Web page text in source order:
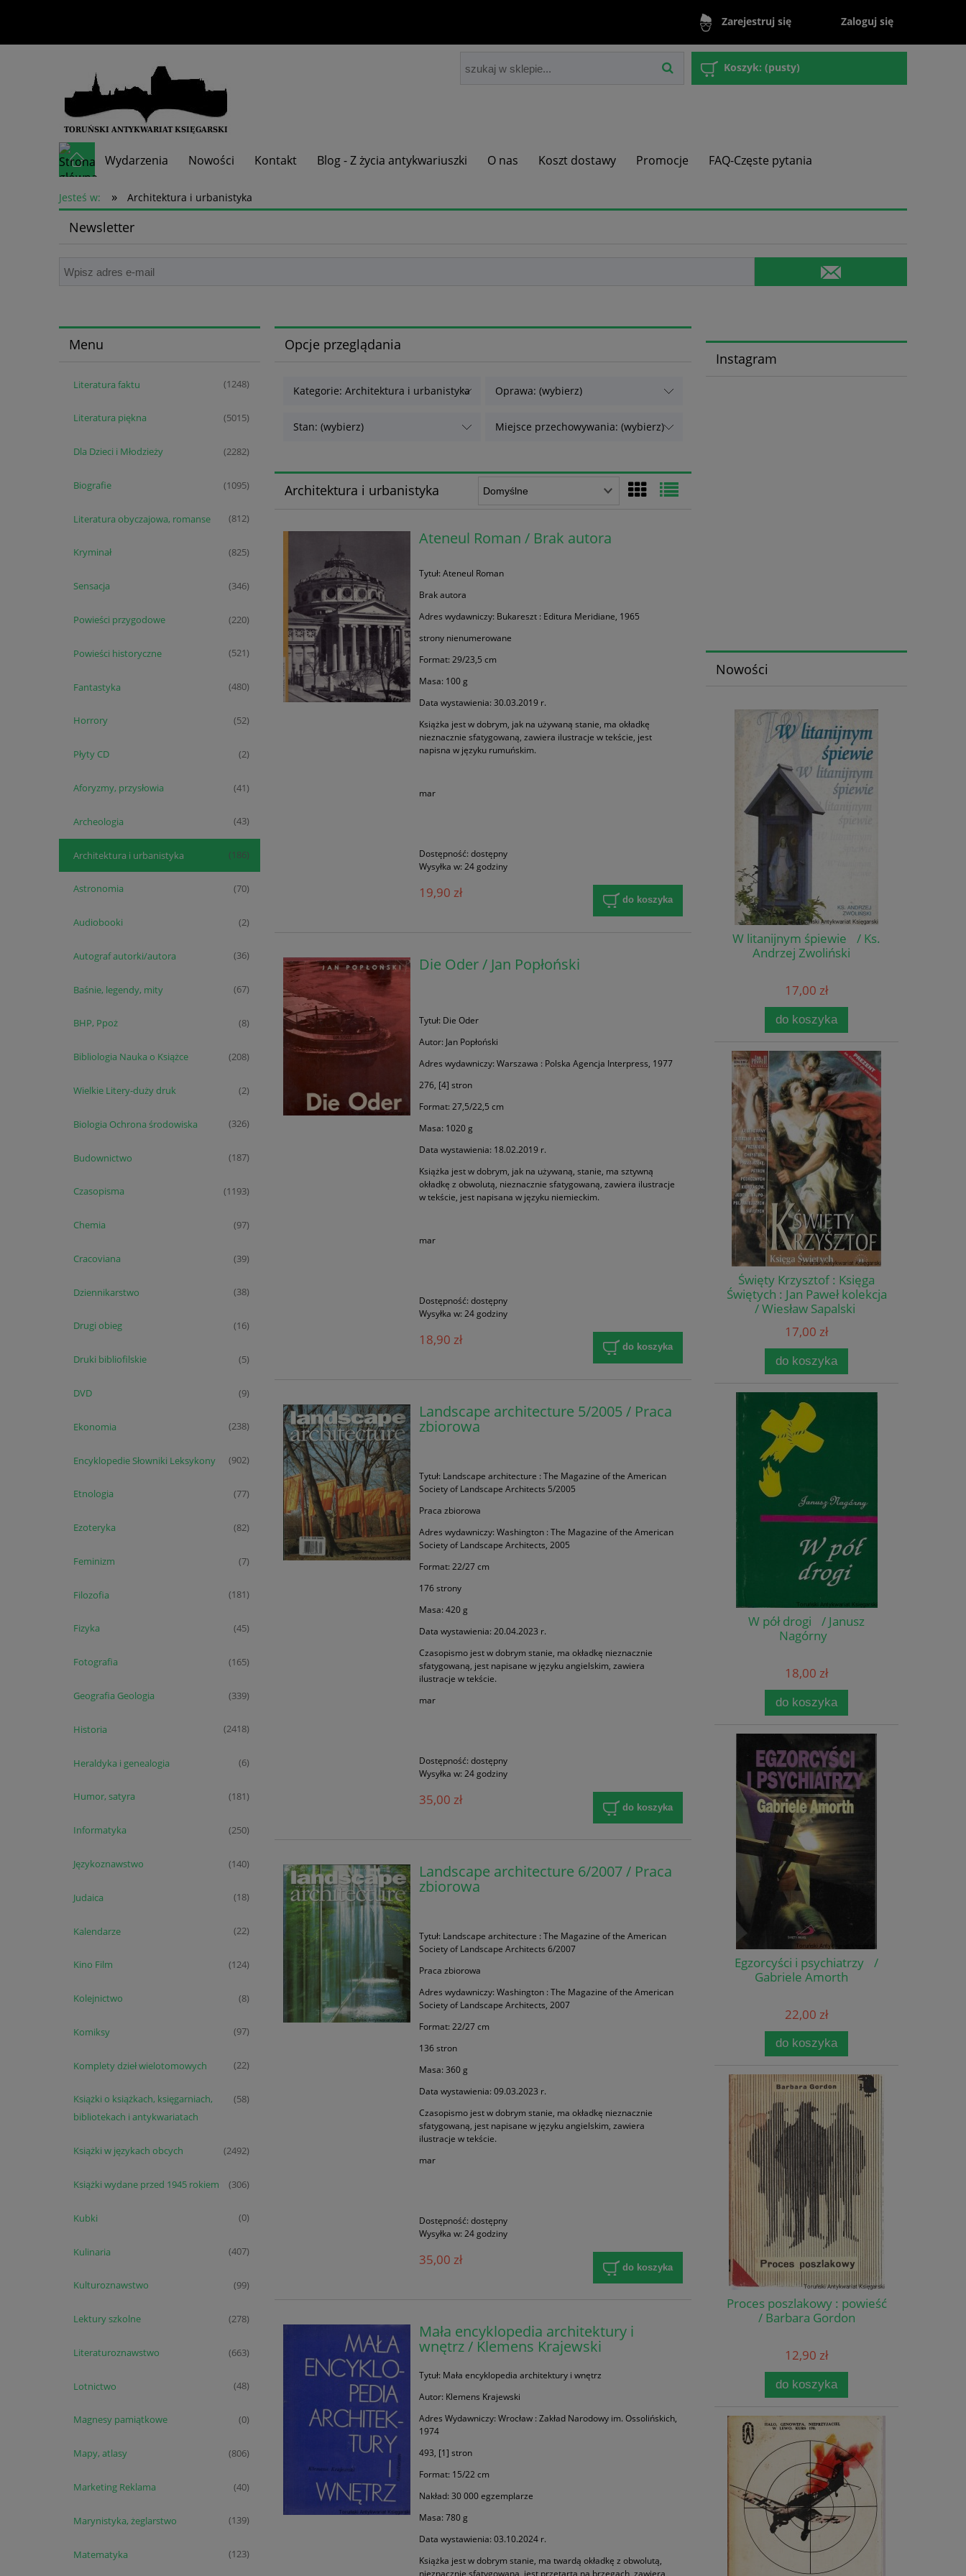
Zarejestruj się Zaloguj się
Koszyk: (pusty)
Wydarzenia Nowości Kontakt Blog - Z życia antykwariuszki O nas Koszt dostawy Promocje FAQ-Częste pytania
Skup książek
Jesteś w: » Architektura i urbanistyka
Newsletter
Menu
Literatura faktu (1248)
Literatura piękna (5015)
Dla Dzieci i Młodzieży (2282)
Biografie (1095)
Literatura obyczajowa, romanse (812)
Kryminał (825)
Sensacja (346)
Powieści przygodowe (220)
Powieści historyczne (521)
Fantastyka (480)
Horrory (52)
Płyty CD (2)
Aforyzmy, przysłowia (41)
Archeologia (43)
Architektura i urbanistyka (186)
Astronomia (70)
Audiobooki (2)
Autograf autorki/autora (36)
Baśnie, legendy, mity (67)
BHP, Ppoż (8)
Bibliologia Nauka o Książce (208)
Wielkie Litery-duży druk (2)
Biologia Ochrona środowiska (326)
Budownictwo (187)
Czasopisma (1193)
Chemia (97)
Cracoviana (39)
Dziennikarstwo (38)
Drugi obieg (16)
Druki bibliofilskie (5)
DVD (9)
Ekonomia (238)
Encyklopedie Słowniki Leksykony (902)
Etnologia (77)
Ezoteryka (82)
Feminizm (7)
Filozofia (181)
Fizyka (45)
Fotografia (165)
Geografia Geologia (339)
Historia (2418)
Heraldyka i genealogia (6)
Humor, satyra (181)
Informatyka (250)
Językoznawstwo (140)
Judaica (18)
Kalendarze (22)
Kino Film (124)
Kolejnictwo (8)
Komiksy (97)
Komplety dzieł wielotomowych (22)
Książki o książkach, księgarniach,
bibliotekach i antykwariatach
(58)
Książki w językach obcych (2492)
Książki wydane przed 1945 rokiem (306)
Kubki (0)
Kulinaria (407)
Kulturoznawstwo (99)
Lektury szkolne (278)
Literaturoznawstwo (663)
Lotnictwo (48)
Magnesy pamiątkowe (0)
Mapy, atlasy (806)
Marketing Reklama (40)
Marynistyka, żeglarstwo (139)
Matematyka (123)
Opcje przeglądania
Kategorie: Architektura i urbanistyka Oprawa: (wybierz)
Stan: (wybierz) Miejsce przechowywania: (wybierz)
Architektura i urbanistyka
Ateneul Roman / Brak autora
Tytuł: Ateneul Roman
Brak autora
Adres wydawniczy: Bukareszt : Editura Meridiane, 1965
strony nienumerowane
Format: 29/23,5 cm
Masa: 100 g
Data wystawienia: 30.03.2019 r.
Książka jest w dobrym, jak na używaną stanie, ma okładkę
nieznacznie sfatygowaną, zawiera ilustracje w tekście, jest
napisna w języku rumuńskim.
mar
Dostępność: dostępny
Wysyłka w: 24 godziny
19,90 zł do koszyka
Die Oder / Jan Popłoński
Tytuł: Die Oder
Autor: Jan Popłoński
Adres wydawniczy: Warszawa : Polska Agencja Interpress, 1977
276, [4] stron
Format: 27,5/22,5 cm
Masa: 1020 g
Data wystawienia: 18.02.2019 r.
Książka jest w dobrym, jak na używaną, stanie, ma sztywną
okładkę z obwolutą, nieznacznie sfatygowaną, zawiera ilustracje
w tekście, jest napisana w języku niemieckim.
mar
Dostępność: dostępny
Wysyłka w: 24 godziny
18,90 zł do koszyka
Landscape architecture 5/2005 / Praca
zbiorowa
Tytuł: Landscape architecture : The Magazine of the American
Society of Landscape Architects 5/2005
Praca zbiorowa
Adres wydawniczy: Washington : The Magazine of the American
Society of Landscape Architects, 2005
Format: 22/27 cm
176 strony
Masa: 420 g
Data wystawienia: 20.04.2023 r.
Czasopismo jest w dobrym stanie, ma okładkę nieznacznie
sfatygowaną, jest napisane w języku angielskim, zawiera
ilustracje w tekście.
mar
Dostępność: dostępny
Wysyłka w: 24 godziny
35,00 zł do koszyka
Landscape architecture 6/2007 / Praca
zbiorowa
Tytuł: Landscape architecture : The Magazine of the American
Society of Landscape Architects 6/2007
Praca zbiorowa
Adres wydawniczy: Washington : The Magazine of the American
Society of Landscape Architects, 2007
Format: 22/27 cm
136 stron
Masa: 360 g
Data wystawienia: 09.03.2023 r.
Czasopismo jest w dobrym stanie, ma okładkę nieznacznie
sfatygowaną, jest napisane w języku angielskim, zawiera
ilustracje w tekście.
mar
Dostępność: dostępny
Wysyłka w: 24 godziny
35,00 zł do koszyka
Mała encyklopedia architektury i
wnętrz / Klemens Krajewski
Tytuł: Mała encyklopedia architektury i wnętrz
Autor: Klemens Krajewski
Adres Wydawniczy: Wrocław : Zakład Narodowy im. Ossolińskich,
1974
493, [1] stron
Format: 15/22 cm
Nakład: 30 000 egzemplarze
Masa: 780 g
Data wystawienia: 03.10.2024 r.
Książka jest w dobrym stanie, ma twardą okładkę z obwolutą,
nieznacznie sfatygowaną, jest przetarta na brzegach, zawiera
Instagram
Nowości
W litanijnym śpiewie / Ks.
Andrzej Zwoliński
17,00 zł
do koszyka
Święty Krzysztof : Księga
Świętych : Jan Paweł kolekcja
/ Wiesław Sapalski
17,00 zł
do koszyka
W pół drogi / Janusz
Nagórny
18,00 zł
do koszyka
Egzorcyści i psychiatrzy /
Gabriele Amorth
22,00 zł
do koszyka
Proces poszlakowy : powieść
/ Barbara Gordon
12,90 zł
do koszyka